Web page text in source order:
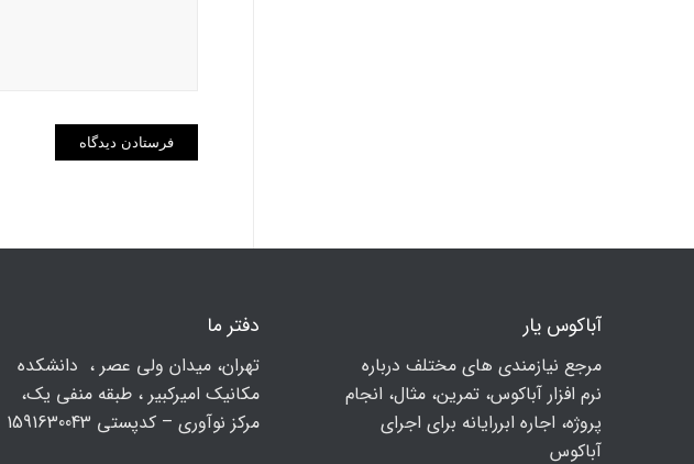
آباکوس یار
مرجع نیازمندی های مختلف درباره
نرم افزار آباکوس، تمرین، مثال، انجام
پروژه، اجاره ابررایانه برای اجرای
آباکوس
دفتر ما
تهران، ميدان ولي عصر ، دانشکده
مكانيك امیرکبیر ، طبقه منفی یک،
مرکز نوآوری – کدپستی 1591630043